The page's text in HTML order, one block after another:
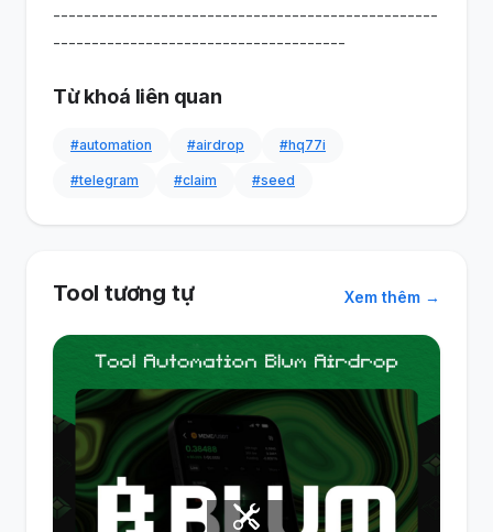
--------------------------------------------------
--------------------------------------
Từ khoá liên quan
#automation #airdrop #hq77i
#telegram #claim #seed
Tool tương tự Xem thêm →